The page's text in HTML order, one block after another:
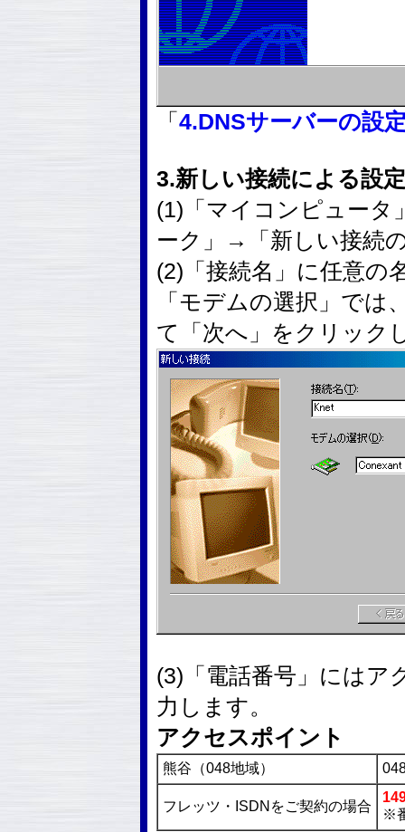
「 4.DNSサーバーの設
3.新しい接続による設定
(1)「マイコンピュー
ーク」→「新しい接続
(2)「接続名」に任意の
「モデムの選択」では
て「次へ」をクリック
(3)「電話番号」にはア
力します。
アクセスポイント
熊谷（048地域）
フレッツ・ISDNをご契約の場合
※